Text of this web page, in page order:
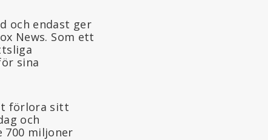
och endast ger
News. Som ett
sina
förlora sitt
och
700 miljoner